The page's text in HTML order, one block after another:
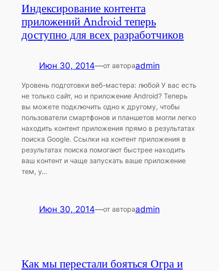
Индексирование контента
приложений Android теперь
доступно для всех разработчиков
Июн 30, 2014—от автораadmin
Уровень подготовки веб-мастера: любой У вас есть
не только сайт, но и приложение Android? Теперь
вы можете подключить одно к другому, чтобы
пользователи смартфонов и планшетов могли легко
находить контент приложения прямо в результатах
поиска Google. Ссылки на контент приложения в
результатах поиска помогают быстрее находить
ваш контент и чаще запускать ваше приложение
тем, у…
Июн 30, 2014—от автораadmin
Как мы перестали бояться Огра и